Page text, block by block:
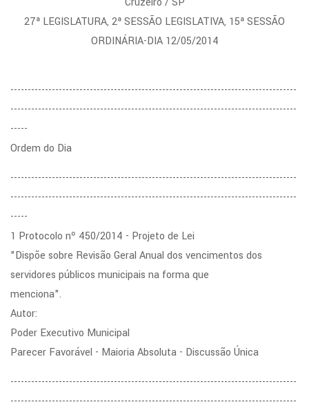
27ª LEGISLATURA, 2ª SESSÃO LEGISLATIVA, 15ª SESSÃO
ORDINÁRIA-DIA 12/05/2014
-----------------------------------------------------------------------------------
-----------------------------------------------------------------------------------
-----
Ordem do Dia
-----------------------------------------------------------------------------------
-----------------------------------------------------------------------------------
-----
1 Protocolo nº 450/2014 - Projeto de Lei
"Dispõe sobre Revisão Geral Anual dos vencimentos dos
servidores públicos municipais na forma que
menciona".
Autor:
Poder Executivo Municipal
Parecer Favorável - Maioria Absoluta - Discussão Única
-----------------------------------------------------------------------------------
-----------------------------------------------------------------------------------